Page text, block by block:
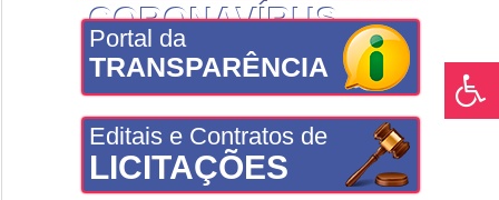
CORONAVÍRUS
Portal da
TRANSPARÊNCIA
Editais e Contratos de
LICITAÇÕES